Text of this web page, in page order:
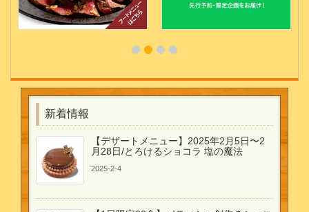
新着情報
【デザートメニュー】2025年2月5日〜2
月28日/とろけるショコラ 塩の魔法
2025-2-4